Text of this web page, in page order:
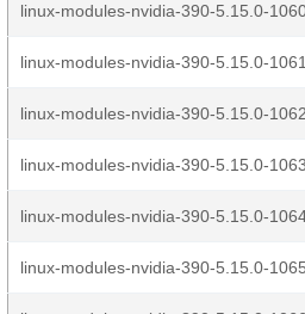
linux-modules-nvidia-390-5.15.0-
linux-modules-nvidia-390-5.15.0-
linux-modules-nvidia-390-5.15.0-
linux-modules-nvidia-390-5.15.0-
linux-modules-nvidia-390-5.15.0-
linux-modules-nvidia-390-5.15.0-